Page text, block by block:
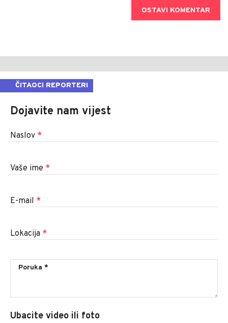
OSTAVI KOMENTAR
ČITAOCI REPORTERI
Dojavite nam vijest
Naslov *
Vaše ime *
E-mail *
Lokacija *
Ubacite video ili foto